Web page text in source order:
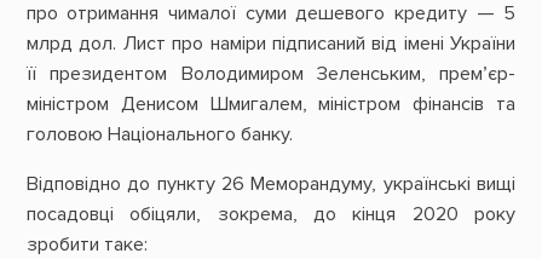
про отримання чималої суми дешевого кредиту — 5
млрд дол. Лист про наміри підписаний від імені України
її президентом Володимиром Зеленським, прем’єр-
міністром Денисом Шмигалем, міністром фінансів та
головою Національного банку.
Відповідно до пункту 26 Меморандуму, українські вищі
посадовці обіцяли, зокрема, до кінця 2020 року
зробити таке: